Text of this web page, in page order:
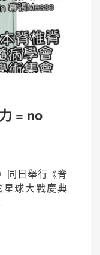
= no
同日舉行《脊
球大戰慶典